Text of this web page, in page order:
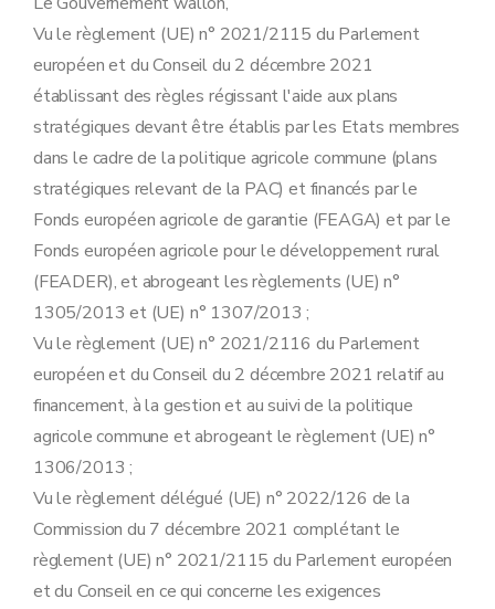
Détermination des surfaces admissibles et non-admissibles au sein des hectares admissibles
Art. 15
Art. 16
Art. 18
Chapitre 5 Agriculteur actif
Art. 19
Art. 20
Art. 21
Art. 22
Art. 23
Chapitre 6 Jeune agriculteur
Art. 24
Chapitre 7 Nouvel agriculteur
Art. 25
Chapitre 8
Comité d'installation
Art. 26
Chapitre 9 Application des nombres maximums d'hectares ou d'animaux
Art. 27
Chapitre 10 Charge en bétail
Art. 28
Art. 29
Chapitre 11
Art. 30
Chapitre 12 Lutte contre les espèces végétales envahissantes
Art. 31
Art. 32
Chapitre 13 Registre d'exploitation
Vu le règlement (UE) n° 2021/2115 du Parlement
européen et du Conseil du 2 décembre 2021
établissant des règles régissant l'aide aux plans
stratégiques devant être établis par les Etats membres
dans le cadre de la politique agricole commune (plans
stratégiques relevant de la PAC) et financés par le
Fonds européen agricole de garantie (FEAGA) et par le
Fonds européen agricole pour le développement rural
(FEADER), et abrogeant les règlements (UE) n°
1305/2013 et (UE) n° 1307/2013 ;
Vu le règlement (UE) n° 2021/2116 du Parlement
européen et du Conseil du 2 décembre 2021 relatif au
financement, à la gestion et au suivi de la politique
agricole commune et abrogeant le règlement (UE) n°
1306/2013 ;
Vu le règlement délégué (UE) n° 2022/126 de la
Commission du 7 décembre 2021 complétant le
règlement (UE) n° 2021/2115 du Parlement européen
et du Conseil en ce qui concerne les exigences